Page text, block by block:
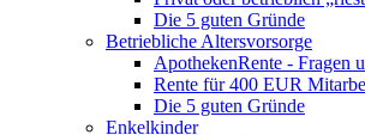
Die 5 guten Gründe
Betriebliche Altersvorsorge
ApothekenRente - Fragen
Rente für 400 EUR
Die 5 guten Gründe
Enkelkinder